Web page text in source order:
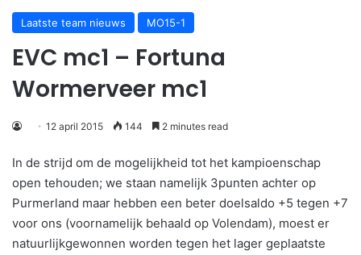
Laatste team nieuws MO15-1
EVC mc1 – Fortuna
Wormerveer mc1
12 april 2015 144 2 minutes read
In de strijd om de mogelijkheid tot het kampioenschap
open tehouden; we staan namelijk 3punten achter op
Purmerland maar hebben een beter doelsaldo +5 tegen +7
voor ons (voornamelijk behaald op Volendam), moest er
natuurlijkgewonnen worden tegen het lager geplaatste